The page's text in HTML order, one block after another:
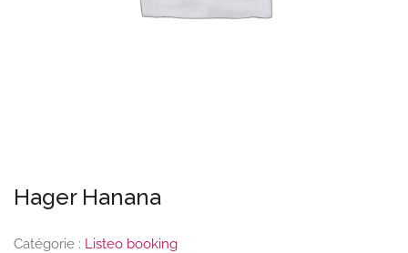
Hager Hanana
Catégorie : Listeo booking